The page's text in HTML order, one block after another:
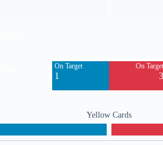
On Target
1
On Target
3
Yellow Cards